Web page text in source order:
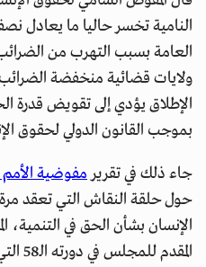
النامية تخسر حاليا ما يعادل
العامة بسبب التهرب من
ولايات قضائية منخفضة
الإطلاق يؤدي إلى تقويض قدرة
بموجب القانون الدولي لحقوق
جاء ذلك في تقريرمفوضية الأمم
حول حلقة النقاش التي تعقد